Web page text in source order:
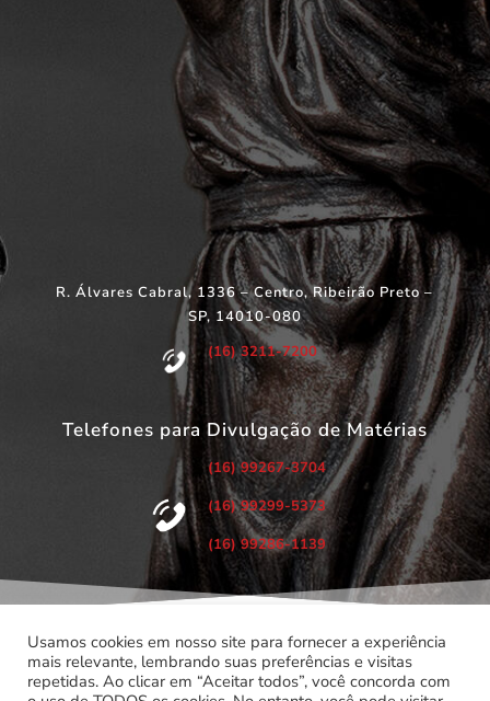
R. Álvares Cabral, 1336 – Centro, Ribeirão Preto –
SP, 14010-080
(16) 3211-7200
Telefones para Divulgação de Matérias
(16) 99267-3704
(16) 99299-5373
(16) 99286-1139
©Copyright 2022 – Todos os Direitos Reservados.
Usamos cookies em nosso site para fornecer a experiência
mais relevante, lembrando suas preferências e visitas
repetidas. Ao clicar em “Aceitar todos”, você concorda com